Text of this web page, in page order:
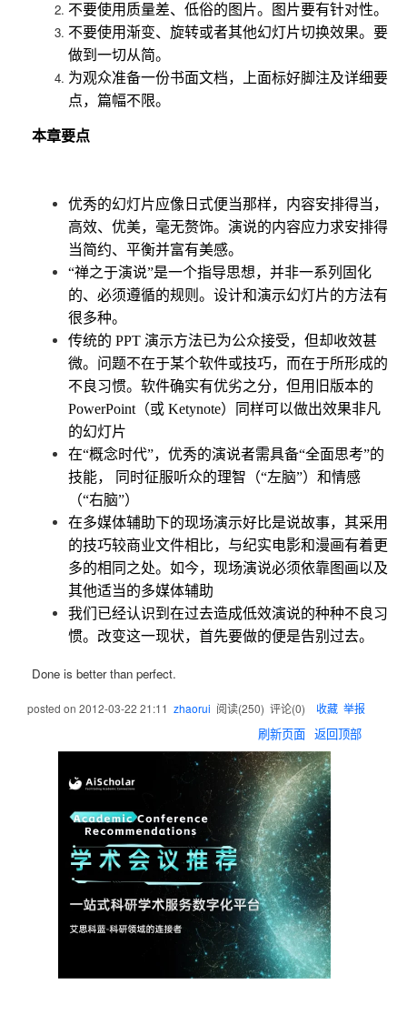
不要使用质量差、低俗的图片。图片要有针对性。
不要使用渐变、旋转或者其他幻灯片切换效果。要
做到一切从简。
为观众准备一份书面文档，上面标好脚注及详细要
点，篇幅不限。
本章要点
优秀的幻灯片应像日式便当那样，内容安排得当，
高效、优美，毫无赘饰。演说的内容应力求安排得
当简约、平衡并富有美感。
“禅之于演说”是一个指导思想，并非一系列固化
的、必须遵循的规则。设计和演示幻灯片的方法有
很多种。
传统的 PPT 演示方法已为公众接受，但却收效甚
微。问题不在于某个软件或技巧，而在于所形成的
不良习惯。软件确实有优劣之分，但用旧版本的
PowerPoint（或 Ketynote）同样可以做出效果非凡
的幻灯片
在“概念时代”，优秀的演说者需具备“全面思考”的
技能， 同时征服听众的理智（“左脑”）和情感
（“右脑”）
在多媒体辅助下的现场演示好比是说故事，其采用
的技巧较商业文件相比，与纪实电影和漫画有着更
多的相同之处。如今，现场演说必须依靠图画以及
其他适当的多媒体辅助
我们已经认识到在过去造成低效演说的种种不良习
惯。改变这一现状，首先要做的便是告别过去。
Done is better than perfect.
posted on 2012-03-22 21:11 zhaorui 阅读(250) 评论(0) 收藏 举报
刷新页面 返回顶部